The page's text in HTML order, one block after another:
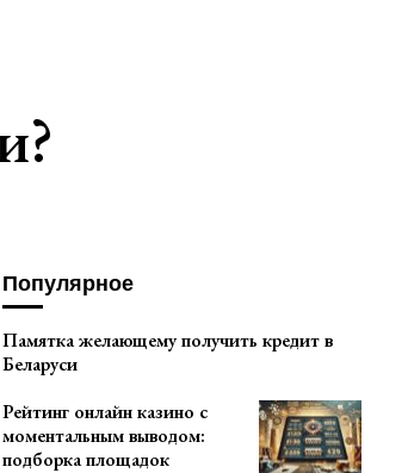
Популярное
Памятка желающему получить кредит в
Беларуси
Рейтинг онлайн казино с
моментальным выводом:
подборка площадок